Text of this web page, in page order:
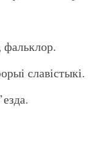
фальклор.
славістыкі.